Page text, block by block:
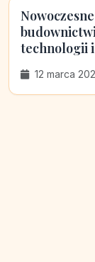
technologii
12 marca